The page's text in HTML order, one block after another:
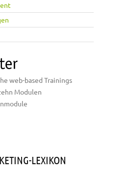
web-based Trainings
Modulen
LEXIKON